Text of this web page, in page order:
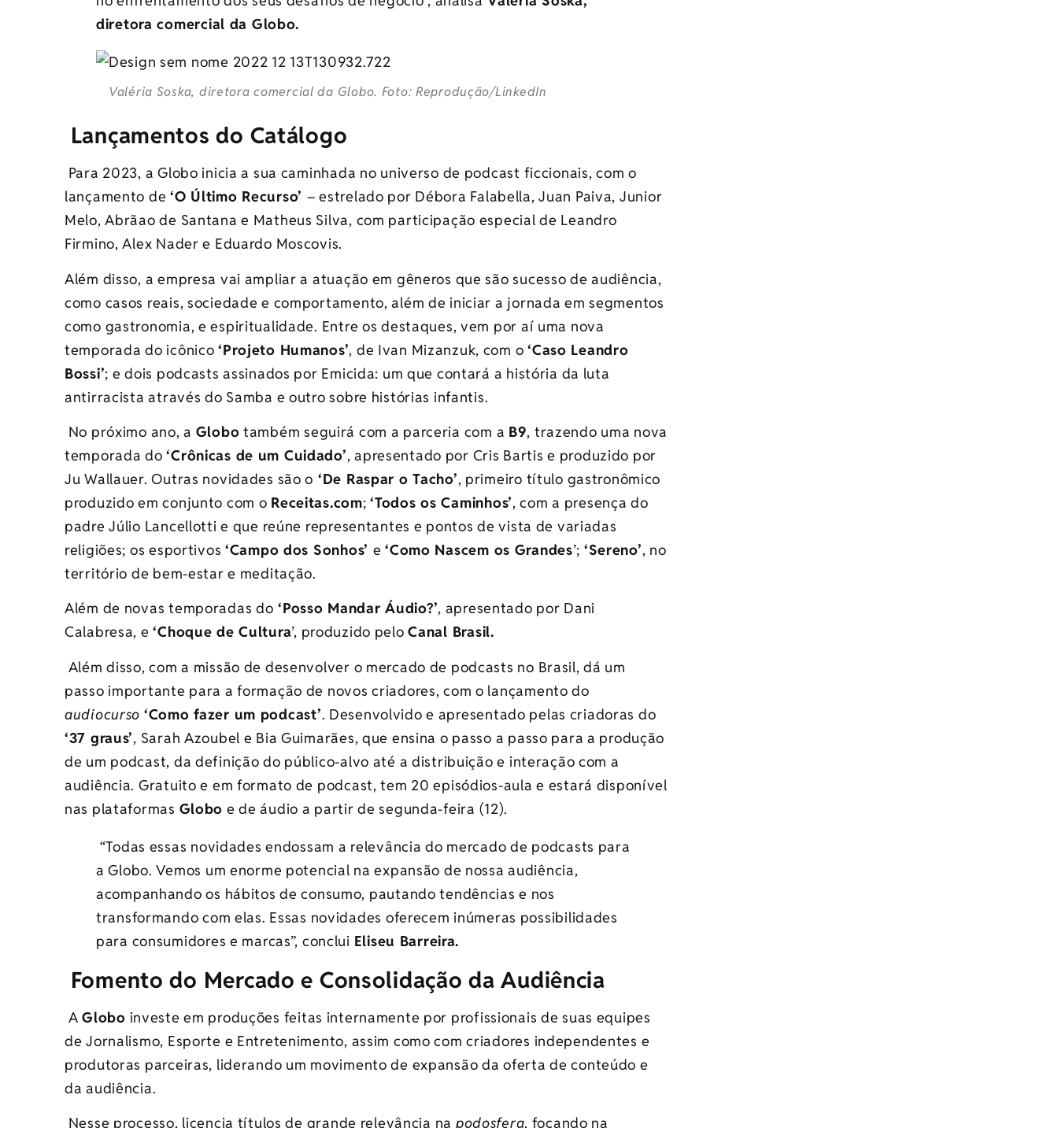
diretora comercial da Globo.
Valéria Soska, diretora comercial da Globo. Foto: Reprodução/LinkedIn
Lançamentos do Catálogo
Para 2023, a Globo inicia a sua caminhada no universo de podcast ficcionais, com o
lançamento de‘O Último Recurso’ – estrelado por Débora Falabella, Juan Paiva, Junior
Melo, Abrãao de Santana e Matheus Silva, com participação especial de Leandro
Firmino, Alex Nader e Eduardo Moscovis.
Além disso, a empresa vai ampliar a atuação em gêneros que são sucesso de audiência,
como casos reais, sociedade e comportamento, além de iniciar a jornada em segmentos
como gastronomia, e espiritualidade. Entre os destaques, vem por aí uma nova
temporada do icônico‘Projeto Humanos’, de Ivan Mizanzuk, com o‘Caso Leandro
Bossi’; e dois podcasts assinados por Emicida: um que contará a história da luta
antirracista através do Samba e outro sobre histórias infantis.
No próximo ano, a Globo também seguirá com a parceria com a B9, trazendo uma nova
temporada do‘Crônicas de um Cuidado’, apresentado por Cris Bartis e produzido por
Ju Wallauer. Outras novidades são o ‘De Raspar o Tacho’, primeiro título gastronômico
produzido em conjunto com o Receitas.com;‘Todos os Caminhos’, com a presença do
padre Júlio Lancellotti e que reúne representantes e pontos de vista de variadas
religiões; os esportivos‘Campo dos Sonhos’ e‘Como Nascem os Grandes’; ‘Sereno’, no
território de bem-estar e meditação.
Além de novas temporadas do ‘Posso Mandar Áudio?’, apresentado por Dani
Calabresa, e‘Choque de Cultura’, produzido peloCanal Brasil.
Além disso, com a missão de desenvolver o mercado de podcasts no Brasil, dá um
passo importante para a formação de novos criadores, com o lançamento do
audiocurso ‘Como fazer um podcast’. Desenvolvido e apresentado pelas criadoras do
‘37 graus’, Sarah Azoubel e Bia Guimarães, que ensina o passo a passo para a produção
de um podcast, da definição do público-alvo até a distribuição e interação com a
audiência. Gratuito e em formato de podcast, tem 20 episódios-aula e estará disponível
nas plataformas Globo e de áudio a partir de segunda-feira (12).
“Todas essas novidades endossam a relevância do mercado de podcasts para
a Globo. Vemos um enorme potencial na expansão de nossa audiência,
acompanhando os hábitos de consumo, pautando tendências e nos
transformando com elas. Essas novidades oferecem inúmeras possibilidades
para consumidores e marcas”, conclui Eliseu Barreira.
Fomento do Mercado e Consolidação da Audiência
AGlobo investe em produções feitas internamente por profissionais de suas equipes
de Jornalismo, Esporte e Entretenimento, assim como com criadores independentes e
produtoras parceiras, liderando um movimento de expansão da oferta de conteúdo e
da audiência.
Nesse processo, licencia títulos de grande relevância na podosfera, focando na